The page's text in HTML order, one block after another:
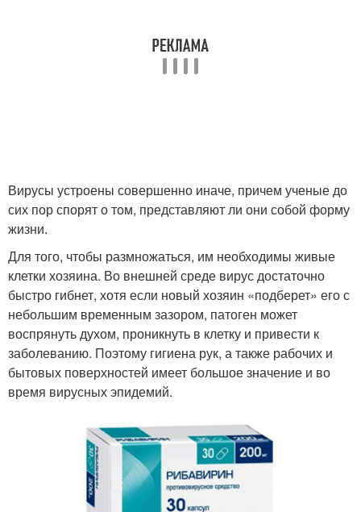
Препараты для детей
Препараты для
Препараты при
Гомеопатические
препараты
Препараты при
коронавирусе
Препараты против
простуды
Препараты для
Препараты в общей
практике
Лекарства от
коронавируса
Вирусы устроены совершенно иначе, причем ученые до
сих пор спорят о том, представляют ли они собой форму
жизни.
Для того, чтобы размножаться, им необходимы живые
клетки хозяина. Во внешней среде вирус достаточно
быстро гибнет, хотя если новый хозяин «подберет» его с
небольшим временным зазором, патоген может
воспрянуть духом, проникнуть в клетку и привести к
заболеванию. Поэтому гигиена рук, а также рабочих и
бытовых поверхностей имеет большое значение и во
время вирусных эпидемий.